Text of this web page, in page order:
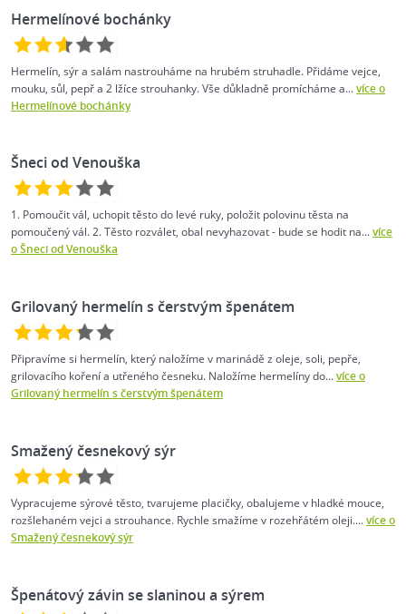
Hermelínové bochánky
Hermelín, sýr a salám nastrouháme na hrubém struhadle. Přidáme vejce,
mouku, sůl, pepř a 2 lžíce strouhanky. Vše důkladně promícháme a...více o
Hermelínové bochánky
Šneci od Venouška
1. Pomoučit vál, uchopit těsto do levé ruky, položit polovinu těsta na
pomoučený vál. 2. Těsto rozválet, obal nevyhazovat - bude se hodit na...více
o Šneci od Venouška
Grilovaný hermelín s čerstvým špenátem
Připravíme si hermelín, který naložíme v marinádě z oleje, soli, pepře,
grilovacího koření a utřeného česneku. Naložíme hermelíny do...více o
Grilovaný hermelín s čerstvým špenátem
Smažený česnekový sýr
Vypracujeme sýrové těsto, tvarujeme placičky, obalujeme v hladké mouce,
rozšlehaném vejci a strouhance. Rychle smažíme v rozehřátém oleji....více o
Smažený česnekový sýr
Špenátový závin se slaninou a sýrem